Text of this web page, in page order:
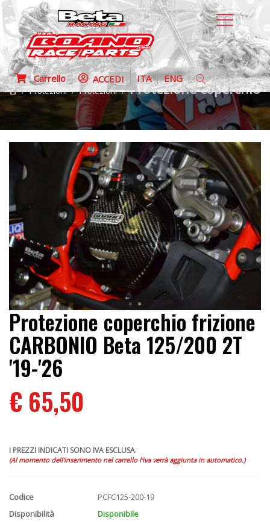
Carrello ACCEDI ITA ENG
Protezioni Protezioni Protezione coperchio
Protezione coperchio frizione
CARBONIO Beta 125/200 2T
'19-'26
€ 65,50
I PREZZI INDICATI SONO IVA ESCLUSA.
(Al momento dell'inserimento nel carrello l'iva verrà aggiunta in automatico.)
Codice
PCFC125-200-19
Disponibilità
Disponibile